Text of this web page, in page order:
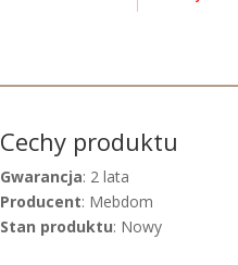
Cechy produktu
Gwarancja: 2 lata
Producent: Mebdom
Stan produktu: Nowy